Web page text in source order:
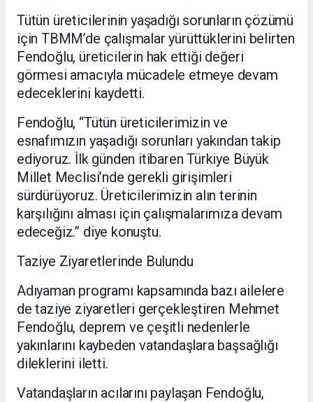
Tütün üreticilerinin yaşadığı sorunların çözümü
için TBMM’de çalışmalar yürüttüklerini belirten
Fendoğlu, üreticilerin hak ettiği değeri
görmesi amacıyla mücadele etmeye devam
edeceklerini kaydetti.
Fendoğlu, “Tütün üreticilerimizin ve
esnafımızın yaşadığı sorunları yakından takip
ediyoruz. İlk günden itibaren Türkiye Büyük
Millet Meclisi’nde gerekli girişimleri
sürdürüyoruz. Üreticilerimizin alın terinin
karşılığını alması için çalışmalarımıza devam
edeceğiz.” diye konuştu.
Taziye Ziyaretlerinde Bulundu
Adıyaman programı kapsamında bazı ailelere
de taziye ziyaretleri gerçekleştiren Mehmet
Fendoğlu, deprem ve çeşitli nedenlerle
yakınlarını kaybeden vatandaşlara başsağlığı
dileklerini iletti.
Vatandaşların acılarını paylaşan Fendoğlu,